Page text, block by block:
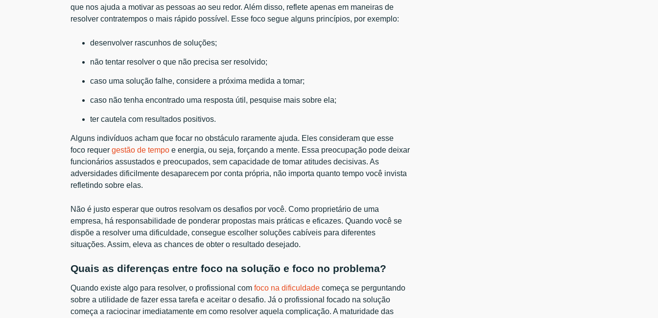
que nos ajuda a motivar as pessoas ao seu redor. Além disso, reflete apenas em maneiras de
resolver contratempos o mais rápido possível. Esse foco segue alguns princípios, por exemplo:
desenvolver rascunhos de soluções;
não tentar resolver o que não precisa ser resolvido;
caso uma solução falhe, considere a próxima medida a tomar;
caso não tenha encontrado uma resposta útil, pesquise mais sobre ela;
ter cautela com resultados positivos.
Alguns indivíduos acham que focar no obstáculo raramente ajuda. Eles consideram que esse
foco requer gestão de tempo e energia, ou seja, forçando a mente. Essa preocupação pode deixar
funcionários assustados e preocupados, sem capacidade de tomar atitudes decisivas. As
adversidades dificilmente desaparecem por conta própria, não importa quanto tempo você invista
refletindo sobre elas.
Não é justo esperar que outros resolvam os desafios por você. Como proprietário de uma
empresa, há responsabilidade de ponderar propostas mais práticas e eficazes. Quando você se
dispõe a resolver uma dificuldade, consegue escolher soluções cabíveis para diferentes
situações. Assim, eleva as chances de obter o resultado desejado.
Quais as diferenças entre foco na solução e foco no problema?
Quando existe algo para resolver, o profissional com foco na dificuldade começa se perguntando
sobre a utilidade de fazer essa tarefa e aceitar o desafio. Já o profissional focado na solução
começa a raciocinar imediatamente em como resolver aquela complicação. A maturidade das